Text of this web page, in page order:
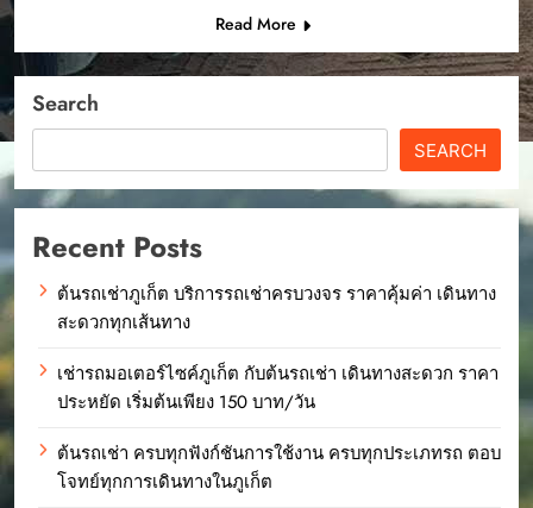
Read More
Search
SEARCH
Recent Posts
ต้นรถเช่าภูเก็ต บริการรถเช่าครบวงจร ราคาคุ้มค่า เดินทาง
สะดวกทุกเส้นทาง
เช่ารถมอเตอร์ไซค์ภูเก็ต กับต้นรถเช่า เดินทางสะดวก ราคา
ประหยัด เริ่มต้นเพียง 150 บาท/วัน
ต้นรถเช่า ครบทุกฟังก์ชันการใช้งาน ครบทุกประเภทรถ ตอบ
โจทย์ทุกการเดินทางในภูเก็ต